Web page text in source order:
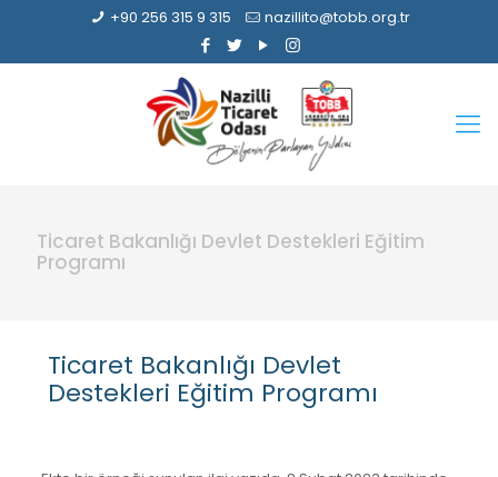
+90 256 315 9 315 nazillito@tobb.org.tr
Ticaret Bakanlığı Devlet Destekleri Eğitim
Programı
Ticaret Bakanlığı Devlet
Destekleri Eğitim Programı